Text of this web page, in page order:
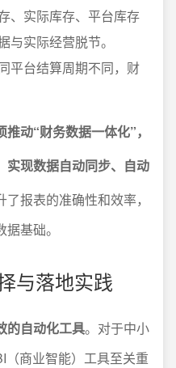
、实际库存、平台库存
与实际经营脱节。
平台结算周期不同，财
动“财务数据一体化”，
实现数据自动同步、自动
报表的准确性和效率，
基础。
与落地实践
的自动化工具。对于中小
（商业智能）工具至关重